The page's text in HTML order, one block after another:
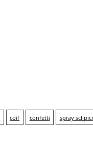
coif confetti spray sclipici